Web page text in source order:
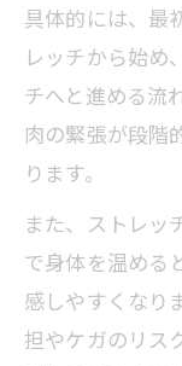
具体的には、最
レッチから始め
チへと進める流
肉の緊張が段階
ります。
また、ストレッ
で身体を温める
感しやすくなり
担やケガのリス